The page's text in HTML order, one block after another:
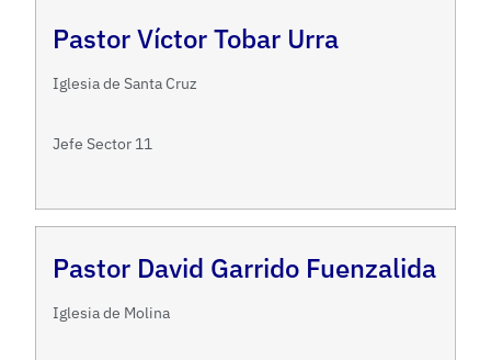
Pastor Víctor Tobar Urra
Iglesia de Santa Cruz
Jefe Sector 11
Pastor David Garrido Fuenzalida
Iglesia de Molina